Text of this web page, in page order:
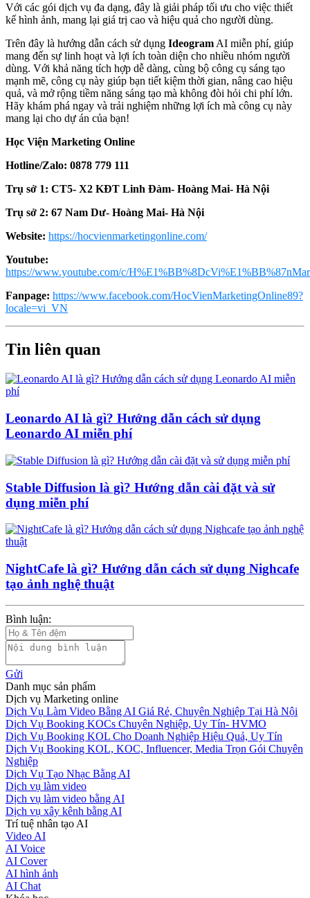
Với các gói dịch vụ đa dạng, đây là giải pháp tối ưu cho việc thiết
kế hình ảnh, mang lại giá trị cao và hiệu quả cho người dùng.
Trên đây là hướng dẫn cách sử dụng Ideogram AI miễn phí, giúp
mang đến sự linh hoạt và lợi ích toàn diện cho nhiều nhóm người
dùng. Với khả năng tích hợp dễ dàng, cùng bộ công cụ sáng tạo
mạnh mẽ, công cụ này giúp bạn tiết kiệm thời gian, nâng cao hiệu
quả, và mở rộng tiềm năng sáng tạo mà không đòi hỏi chi phí lớn.
Hãy khám phá ngay và trải nghiệm những lợi ích mà công cụ này
mang lại cho dự án của bạn!
Học Viện Marketing Online
Hotline/Zalo: 0878 779 111
Trụ sở 1: CT5- X2 KĐT Linh Đàm- Hoàng Mai- Hà Nội
Trụ sở 2: 67 Nam Dư- Hoàng Mai- Hà Nội
Website: https://hocvienmarketingonline.com/
Youtube:
https://www.youtube.com/c/
Fanpage: https://www.facebook.com/HocVienMarketingOnline89?
locale=vi_VN
Tin liên quan
Leonardo AI là gì? Hướng dẫn cách sử dụng
Leonardo AI miễn phí
Stable Diffusion là gì? Hướng dẫn cài đặt và sử
dụng miễn phí
NightCafe là gì? Hướng dẫn cách sử dụng Nighcafe
tạo ảnh nghệ thuật
Bình luận:
Gửi
Danh mục sản phẩm
Dịch vụ Marketing online
Dịch Vụ Làm Video Bằng AI Giá Rẻ, Chuyên Nghiệp Tại Hà Nội
Dịch Vụ Booking KOCs Chuyên Nghiệp, Uy Tín- HVMO
Dịch Vụ Booking KOL Cho Doanh Nghiệp Hiệu Quả, Uy Tín
Dịch Vụ Booking KOL, KOC, Influencer, Media Trọn Gói Chuyên
Nghiệp
Dịch Vụ Tạo Nhạc Bằng AI
Dịch vụ làm video
Dịch vụ làm video bằng AI
Dịch vụ xây kênh bằng AI
Trí tuệ nhân tạo AI
Video AI
AI Voice
AI Cover
AI hình ảnh
AI Chat